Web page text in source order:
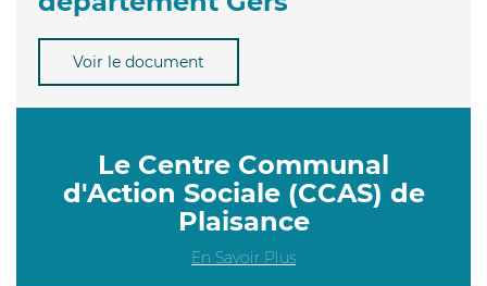
Voir le document
Le Centre Communal
d'Action Sociale (CCAS) de
Plaisance
En Savoir Plus